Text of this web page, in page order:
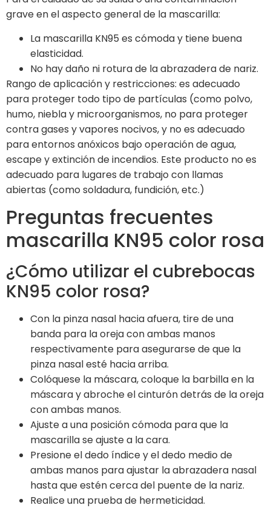
grave en el aspecto general de la mascarilla:
La mascarilla KN95 es cómoda y tiene buena
elasticidad.
No hay daño ni rotura de la abrazadera de nariz.
Rango de aplicación y restricciones: es adecuado
para proteger todo tipo de partículas (como polvo,
humo, niebla y microorganismos, no para proteger
contra gases y vapores nocivos, y no es adecuado
para entornos anóxicos bajo operación de agua,
escape y extinción de incendios. Este producto no es
adecuado para lugares de trabajo con llamas
abiertas (como soldadura, fundición, etc.)
Preguntas frecuentes
mascarilla KN95 color rosa
¿Cómo utilizar el cubrebocas
KN95 color rosa?
Con la pinza nasal hacia afuera, tire de una
banda para la oreja con ambas manos
respectivamente para asegurarse de que la
pinza nasal esté hacia arriba.
Colóquese la máscara, coloque la barbilla en la
máscara y abroche el cinturón detrás de la oreja
con ambas manos.
Ajuste a una posición cómoda para que la
mascarilla se ajuste a la cara.
Presione el dedo índice y el dedo medio de
ambas manos para ajustar la abrazadera nasal
hasta que estén cerca del puente de la nariz.
Realice una prueba de hermeticidad.